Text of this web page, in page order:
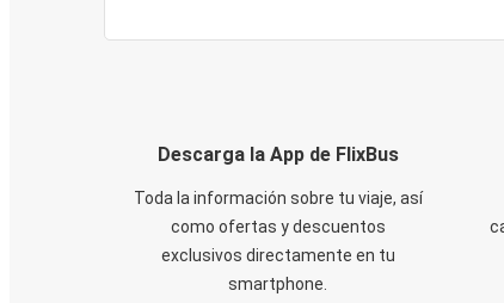
Descarga la App de FlixBus
Toda la información sobre tu viaje, así
como ofertas y descuentos
exclusivos directamente en tu
smartphone.